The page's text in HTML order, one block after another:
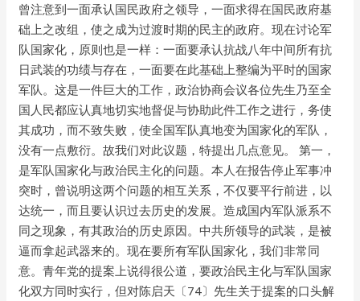
曾注意到一面承认国民政府之领导，一面求得在国民政府基
础上之改组，使之成为过渡时期的民主的政府。现在讨论军
队国家化，原则也是一样：一面要承认抗战八年中间所有抗
日武装的功绩与存在，一面要在此基础上整编为平时的国家
军队。这是一件巨大的工作，政治协商会议各位先生乃至全
国人民都应认真地切实地督促与协助此件工作之进行，务使
其成功，而不致失败，使全国军队真地变为国家化的军队，
没有一点敷衍。故我们对此议题，特提出几点意见。 第一，
是军队国家化与政治民主化的问题。本人在报告停止军事冲
突时，曾说明这两个问题的相互关系，不仅要平行前进，以
达统一，而且要认识过去历史的发展。造成国内军队派系不
同之现象，有其政治的历史原因。中共所领导的武装，是被
逼而拿起武器来的。现在要所有军队国家化，我们非常同
意。青年党的提案上说得很公道，要政治民主化与军队国家
化双方同时实行，但对陈启天〔74〕先生关于提案的口头解
民
主
化